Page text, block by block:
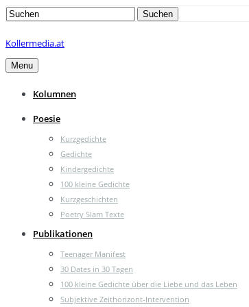
Search
Suchen
Kollermedia.at
Menu
Kolumnen
Poesie
Kurzgedichte
Gedichte
Kindergedichte
100 kleine Gedichte
Kurzgeschichten
Poetry Slam Texte
Publikationen
Teenager Manifest
30 Dates in 30 Tagen
100 kleine Gedichte über die Liebe und das Leben
Subjektive Zeithorizont-Intervention